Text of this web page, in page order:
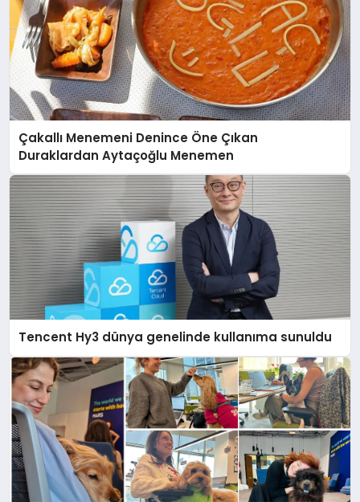
Çakallı Menemeni Denince Öne Çıkan
Duraklardan Aytaçoğlu Menemen
Tencent Hy3 dünya genelinde kullanıma sunuldu